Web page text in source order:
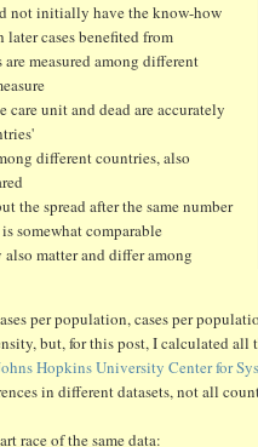
not initially have the know-how
cases benefited from
measured among different
unit and dead are accurately
different countries, also
the spread after the same number
somewhat comparable
matter and differ among
per population, cases per
but, for this post, I calculated
Hopkins University Center for
in different datasets, not all
race of the same data: